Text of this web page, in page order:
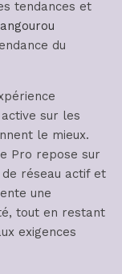
tendances et
du
sur les
le mieux.
Pro repose sur
réseau actif et
une
tout en restant
exigences